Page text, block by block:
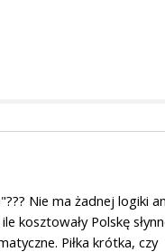
Nie ma żadnej logiki
kosztowały Polskę
Piłka krótka, czy